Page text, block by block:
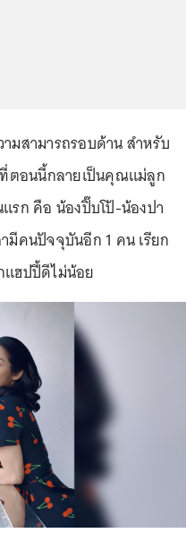
มสามารถรอบด้าน สำหรับ
ตอนนี้กลายเป็นคุณแม่ลูก
รก คือ น้องปิ๊บโป้-น้องปา
มีคนปัจจุบันอีก 1 คน เรียก
ฮปปี้ดีไม่น้อย